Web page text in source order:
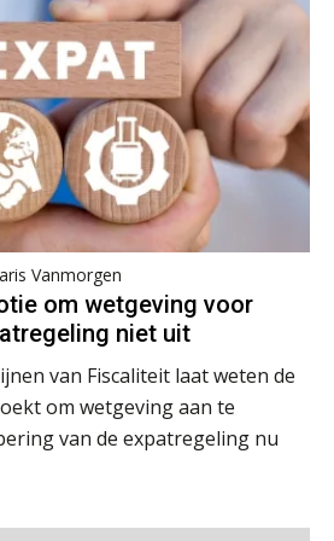
Vanmorgen
om wetgeving voor
niet uit
van Fiscaliteit laat weten de
om wetgeving aan te
van de expatregeling nu
voor?
Werkdruk drempel voor
verlofopname, duurzame
inzetbaarheid meer dan aantal
vakantiedagen
Aanpassingen Wet toekomst
pensioenen, de tijd dringt!
Wie alles ziet, draagt alles: de
ongemakkelijke positie van payroll
De kracht van complimenten op de
DGA verlonen
WAZO – verlofvormen
Online training Power Query voor HR en salarisadministrateurs
Cursus Van salarisadministrateur naar beloningsadviseur (verdieping)